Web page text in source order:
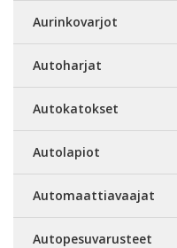
Aurinkovarjot
Autoharjat
Autokatokset
Autolapiot
Automaattiavaajat
Autopesuvarusteet